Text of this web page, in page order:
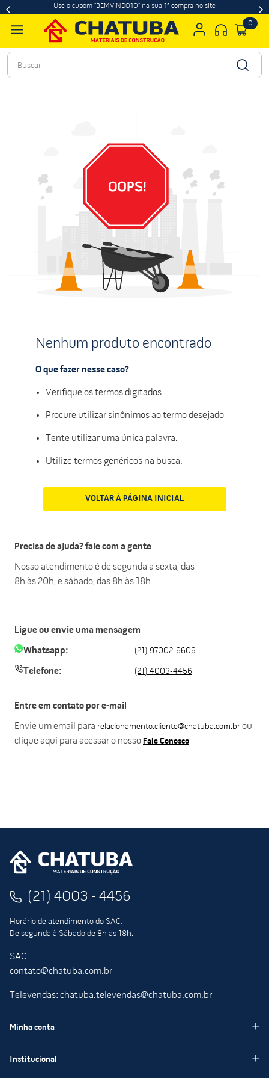
Use o cupom "BEMVINDO10" na sua 1ª compra no site
0
Buscar
Nenhum produto encontrado
O que fazer nesse caso?
Verifique os termos digitados.
Procure utilizar sinônimos ao termo desejado
Tente utilizar uma única palavra.
Utilize termos genéricos na busca.
VOLTAR À PÁGINA INICIAL
Precisa de ajuda? fale com a gente
Nosso atendimento é de segunda a sexta, das
8h às 20h, e sábado, das 8h às 18h
Ligue ou envie uma mensagem
Whatsapp: (21) 97002-6609
Telefone: (21) 4003-4456
Entre em contato por e-mail
Envie um email para relacionamento.cliente@chatuba.com.br ou
clique aqui para acessar o nosso Fale Conosco
(21) 4003 - 4456
Horário de atendimento do SAC:
De segunda à Sábado de 8h às 18h.
SAC:
contato@chatuba.com.br
Televendas: chatuba.televendas@chatuba.com.br
Minha conta
Institucional